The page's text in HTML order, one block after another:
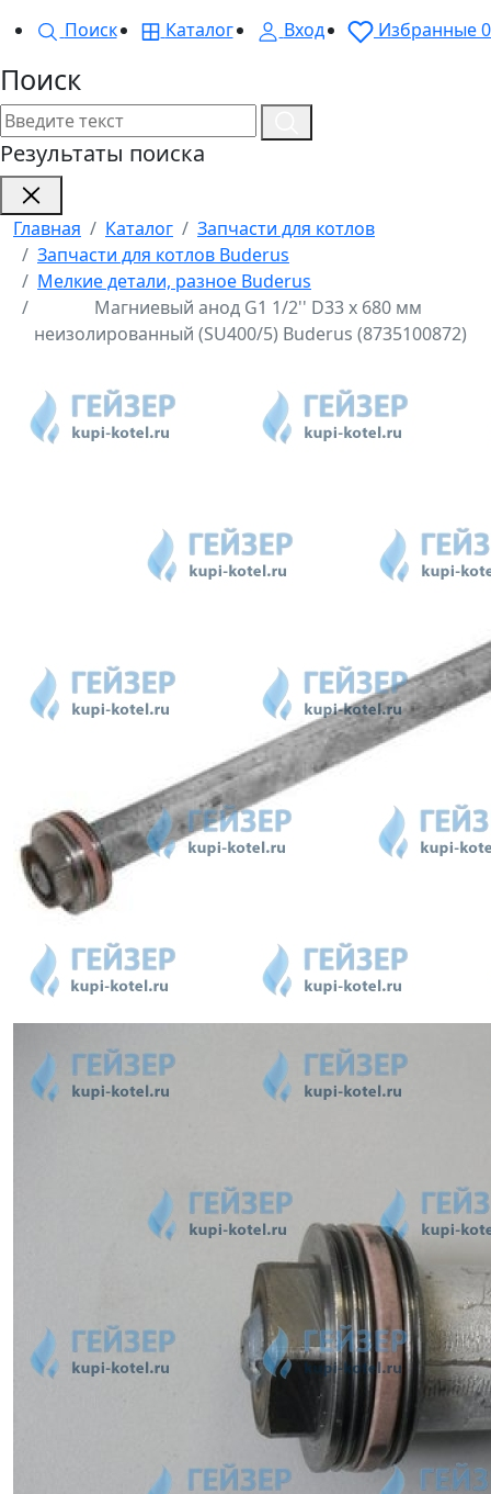
Поиск
Каталог Вход Избранные0
Поиск
Результаты поиска
Главная Каталог
Запчасти для котлов
Запчасти для котлов Buderus
Мелкие детали, разное Buderus
Магниевый анод G1 1/2'' D33 х 680 мм
неизолированный (SU400/5) Buderus (8735100872)